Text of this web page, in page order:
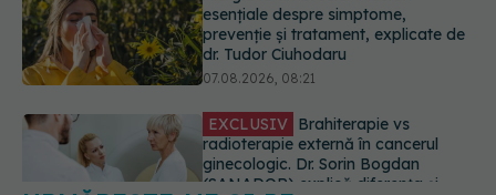
EXCLUSIV Brahiterapie vs
radioterapie externă în cancerul
ginecologic. Dr. Sorin Bogdan
(SANADOR) explică diferența și
cum acționează tratamentul
06.08.2026, 22:49
Ashwagandha: 4 efecte adverse
potențial grave
URMĂREȘTE-NE ȘI PE: